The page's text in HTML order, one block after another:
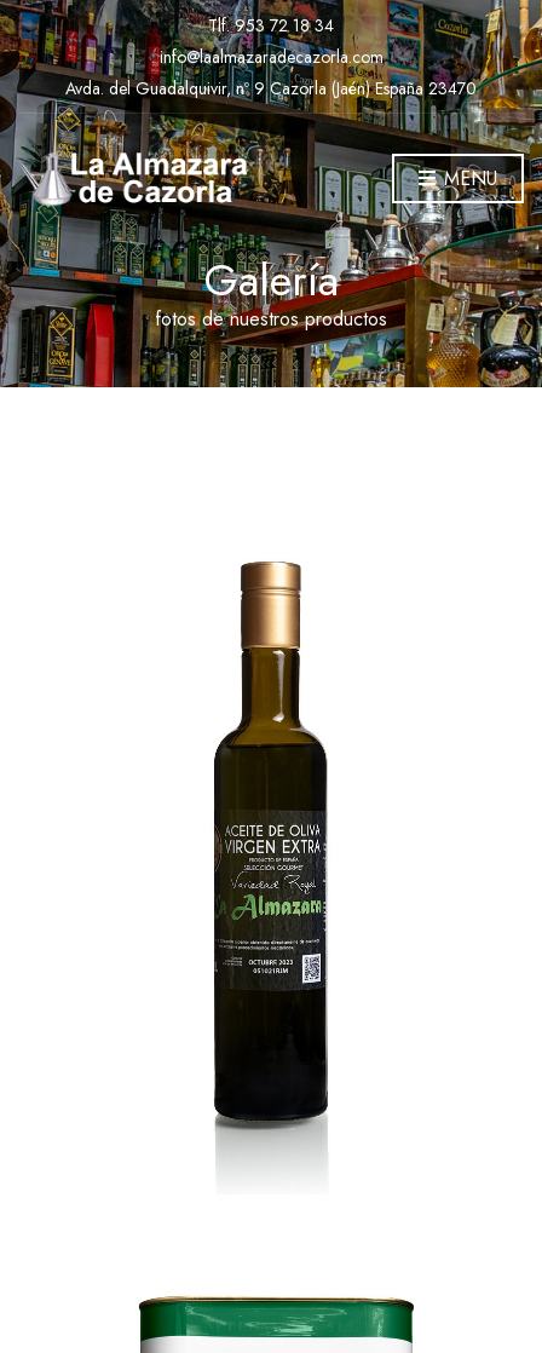
Tlf.953 72 18 34
info@laalmazaradecazorla.com
Avda. del Guadalquivir, nº 9 Cazorla (Jaén) España 23470
MENU
Galería
fotos de nuestros productos